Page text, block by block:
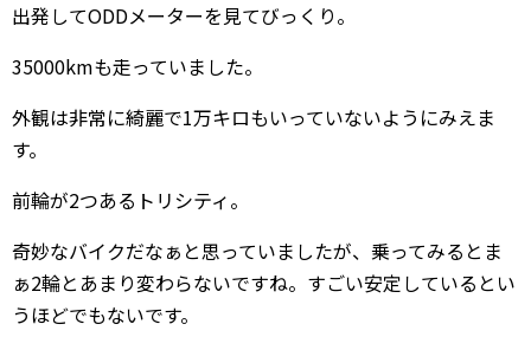
出発してODDメーターを見てびっくり。
35000kmも走っていました。
外観は非常に綺麗で1万キロもいっていないようにみえま
す。
前輪が2つあるトリシティ。
奇妙なバイクだなぁと思っていましたが、乗ってみるとま
ぁ2輪とあまり変わらないですね。すごい安定しているとい
うほどでもないです。